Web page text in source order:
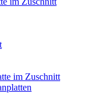
im Zuschnitt